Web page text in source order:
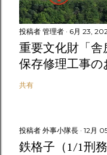
投稿者 管理者 6月 23,
重要文化財「
保存修理工事の
共有
投稿者 外事小隊長 12月
鉄格子（1/1刑